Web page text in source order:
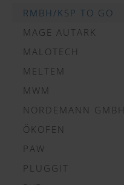
RMBH/KSP TO GO
MAGE AUTARK
MALOTECH
MELTEM
MWM
NORDEMANN GMBH
ÖKOFEN
PAW
PLUGGIT